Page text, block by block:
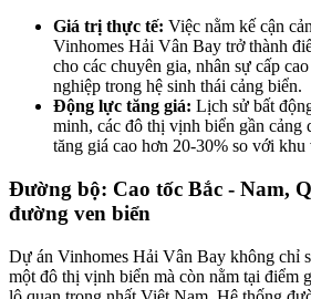
Giá trị thực tế: Việc nằm kế cận
Vinhomes Hải Vân Bay trở thành
cho các chuyên gia, nhân sự cấp
nghiệp trong hệ sinh thái cảng biển.
Động lực tăng giá: Lịch sử bất
minh, các đô thị vịnh biển gần cảng
tăng giá cao hơn 20-30% so với
Đường bộ: Cao tốc Bắc - Nam,
đường ven biển
Dự án Vinhomes Hải Vân Bay không chỉ
một đô thị vịnh biển mà còn nằm tại điểm